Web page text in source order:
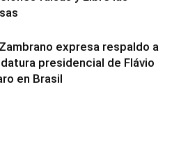
expresa respaldo a
presidencial de Flávio
en Brasil